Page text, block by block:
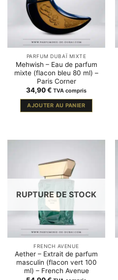
PARFUM DUBAÏ MIXTE
Mehwish – Eau de parfum
mixte (flacon bleu 80 ml) –
Paris Corner
34,90€ TVA compris
AJOUTER AU PANIER
RUPTURE DE STOCK
FRENCH AVENUE
Aether – Extrait de parfum
masculin (flacon vert 100
ml) – French Avenue